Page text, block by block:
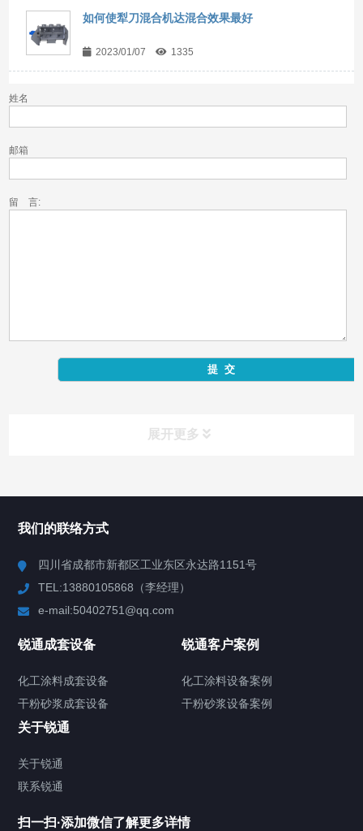
如何使犁刀混合机达混合效果最好
2023/01/07 1335
姓名
邮箱
留 言:
展开更多
混合机
输送机
化工涂料设备
我们的联络方式
四川省成都市新都区工业东区永达路1151号
TEL:13880105868（李经理）
e-mail:50402751@qq.com
锐通成套设备
化工涂料成套设备
干粉砂浆成套设备
锐通客户案例
化工涂料设备案例
干粉砂浆设备案例
关于锐通
关于锐通
联系锐通
扫一扫·添加微信了解更多详情